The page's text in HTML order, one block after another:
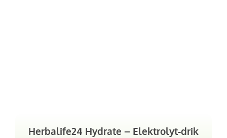
Herbalife24 Hydrate – Elektrolyt-drik